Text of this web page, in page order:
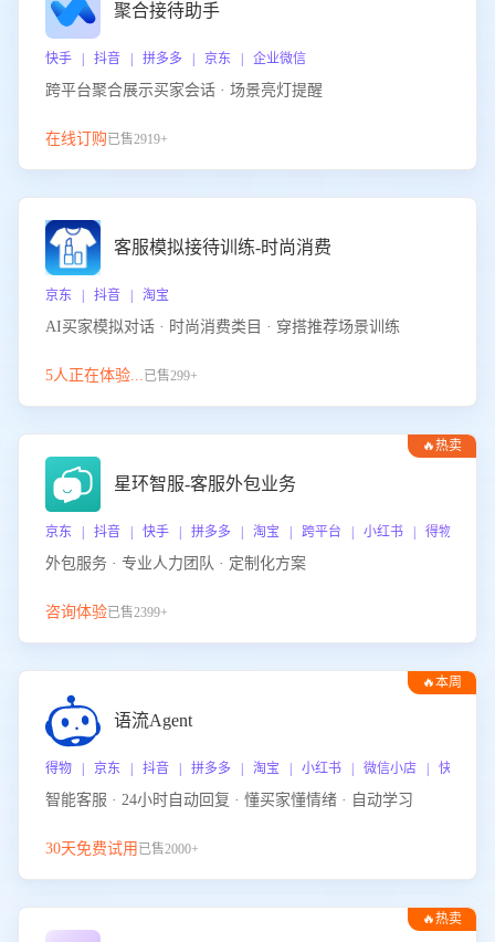
聚合接待助手
快手 | 抖音 | 拼多多 | 京东 | 企业微信
跨平台聚合展示买家会话 · 场景亮灯提醒
在线订购已售2919+
客服模拟接待训练-时尚消费
京东 | 抖音 | 淘宝
AI买家模拟对话 · 时尚消费类目 · 穿搭推荐场景训练
5人正在体验...已售299+
🔥热卖
星环智服-客服外包业务
京东 | 抖音 | 快手 | 拼多多 | 淘宝 | 跨平台 | 小红书 | 得物 | 企
外包服务 · 专业人力团队 · 定制化方案
咨询体验已售2399+
🔥本周
语流Agent
得物 | 京东 | 抖音 | 拼多多 | 淘宝 | 小红书 | 微信小店 | 快手 |
智能客服 · 24小时自动回复 · 懂买家懂情绪 · 自动学习
30天免费试用 已售2000+
🔥热卖